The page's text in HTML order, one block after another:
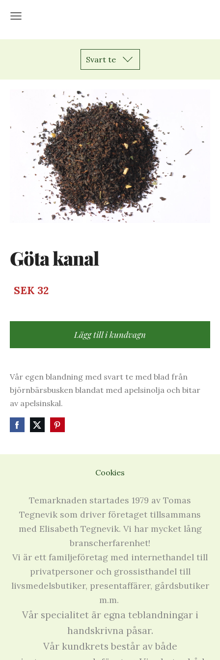
Svart te
Göta kanal
SEK 32
Lägg till i kundvagn
Vår egen blandning med svart te med blad från
björnbärsbusken blandat med apelsinolja och bitar
av apelsinskal.
Cookies
Temarknaden startades 1979 av Tomas
Tegnevik som driver företaget tillsammans
med Elisabeth Tegnevik. Vi har mycket lång
branscherfarenhet!
Vi är ett familjeföretag med internethandel till
privatpersoner och grossisthandel till
livsmedelsbutiker, presentaffärer, gårdsbutiker
m.m.
Vår specialitet är egna teblandningar i
handskrivna påsar.
Vår kundkrets består av både